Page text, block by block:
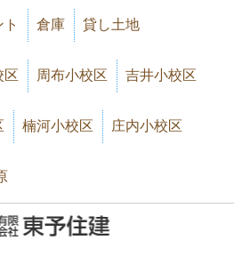
倉庫 貸し土地
区 周布小校区 吉井小校区
楠河小校区 庄内小校区